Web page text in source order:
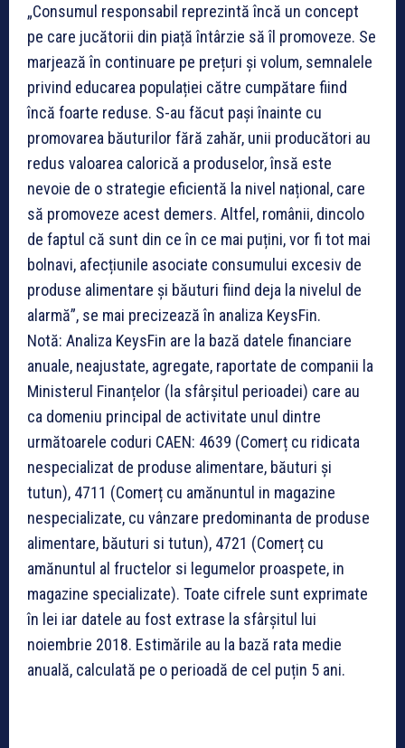
„Consumul responsabil reprezintă încă un concept
pe care jucătorii din piață întârzie să îl promoveze. Se
marjează în continuare pe prețuri și volum, semnalele
privind educarea populației către cumpătare fiind
încă foarte reduse. S-au făcut pași înainte cu
promovarea băuturilor fără zahăr, unii producători au
redus valoarea calorică a produselor, însă este
nevoie de o strategie eficientă la nivel național, care
să promoveze acest demers. Altfel, românii, dincolo
de faptul că sunt din ce în ce mai puțini, vor fi tot mai
bolnavi, afecțiunile asociate consumului excesiv de
produse alimentare și băuturi fiind deja la nivelul de
alarmă”, se mai precizează în analiza KeysFin.
Notă: Analiza KeysFin are la bază datele financiare
anuale, neajustate, agregate, raportate de companii la
Ministerul Finanțelor (la sfârșitul perioadei) care au
ca domeniu principal de activitate unul dintre
următoarele coduri CAEN: 4639 (Comerț cu ridicata
nespecializat de produse alimentare, băuturi și
tutun), 4711 (Comerț cu amănuntul in magazine
nespecializate, cu vânzare predominanta de produse
alimentare, băuturi si tutun), 4721 (Comerț cu
amănuntul al fructelor si legumelor proaspete, in
magazine specializate). Toate cifrele sunt exprimate
în lei iar datele au fost extrase la sfârșitul lui
noiembrie 2018. Estimările au la bază rata medie
anuală, calculată pe o perioadă de cel puțin 5 ani.